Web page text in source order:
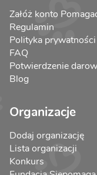
Załóż konto
Regulamin
Polityka prywatności
FAQ
Potwierdzenie
Blog
Organizacje
Dodaj organizację
Lista organizacji
Konkurs